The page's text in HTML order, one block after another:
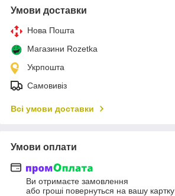
Умови доставки
Нова Пошта
Магазини Rozetka
Укрпошта
Самовивіз
Всі умови доставки
Умови оплати
Ви отримаєте замовлення
або гроші повернуться на вашу картку